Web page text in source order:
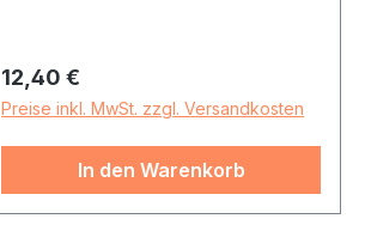
Regulärer Preis:
12,40 €
Preise inkl. MwSt. zzgl. Versandkosten
In den Warenkorb